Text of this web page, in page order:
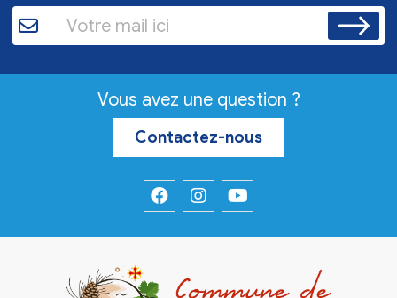
Vous avez une question ?
Contactez-nous